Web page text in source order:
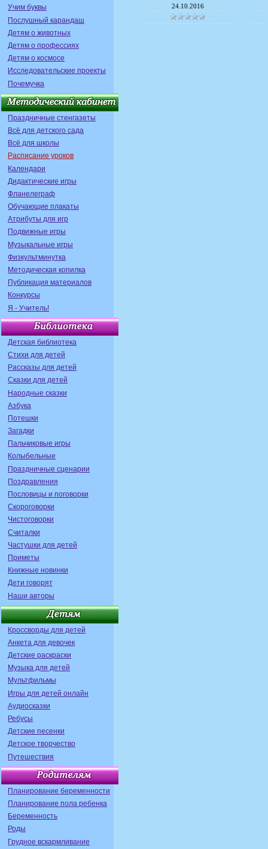
Учим буквы
Послушный карандаш
Детям о животных
Детям о профессиях
Детям о космосе
Исследовательские проекты
Почемучка
Праздничные стенгазеты
Всё для детского сада
Всё для школы
Расписание уроков
Календари
Дидактические игры
Фланелеграф
Обучающие плакаты
Атрибуты для игр
Подвижные игры
Музыкальные игры
Физкультминутка
Методическая копилка
Публикация материалов
Конкурсы
Я - Учитель!
Детская библиотека
Стихи для детей
Рассказы для детей
Сказки для детей
Народные сказки
Азбука
Потешки
Загадки
Пальчиковые игры
Колыбельные
Праздничные сценарии
Поздравления
Пословицы и поговорки
Скороговорки
Чистоговорки
Считалки
Частушки для детей
Приметы
Книжные новинки
Дети говорят
Наши авторы
Кроссворды для детей
Анкета для девочек
Детские раскраски
Музыка для детей
Мультфильмы
Игры для детей онлайн
Аудиосказки
Ребусы
Детские песенки
Детское творчество
Путешествия
Планирование беременности
Планирование пола ребенка
Беременность
Роды
Грудное вскармливание
24.10.2016